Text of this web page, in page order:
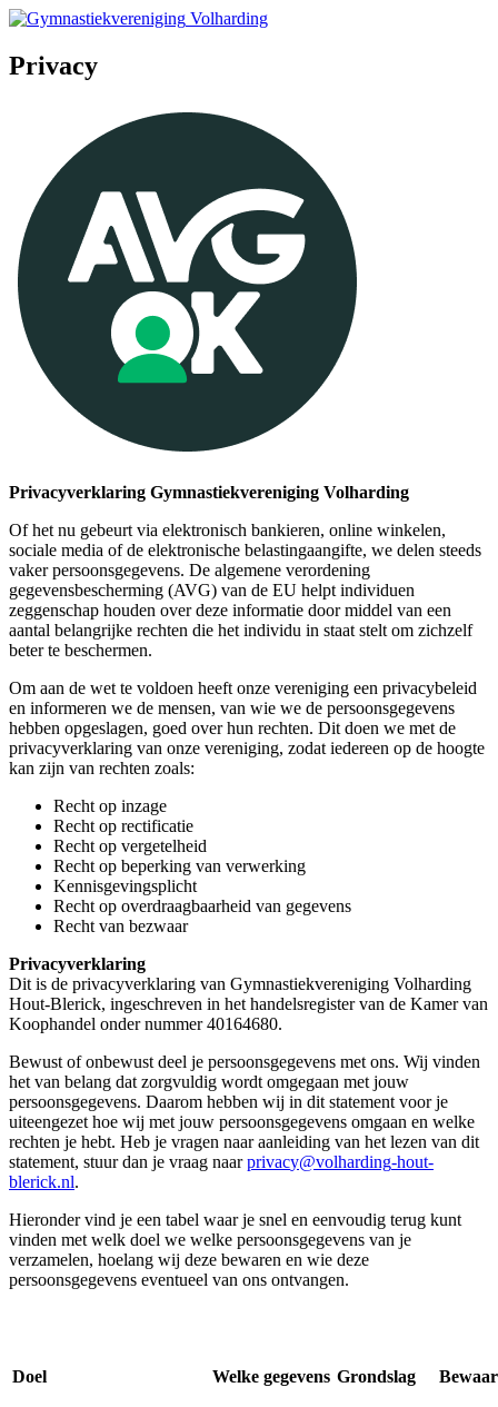
Volharding
Privacy
Privacyverklaring Gymnastiekvereniging Volharding
Of het nu gebeurt via elektronisch bankieren, online winkelen,
sociale media of de elektronische belastingaangifte, we delen steeds
vaker persoonsgegevens. De algemene verordening
gegevensbescherming (AVG) van de EU helpt individuen
zeggenschap houden over deze informatie door middel van een
aantal belangrijke rechten die het individu in staat stelt om zichzelf
beter te beschermen.
Om aan de wet te voldoen heeft onze vereniging een privacybeleid
en informeren we de mensen, van wie we de persoonsgegevens
hebben opgeslagen, goed over hun rechten. Dit doen we met de
privacyverklaring van onze vereniging, zodat iedereen op de hoogte
kan zijn van rechten zoals:
Recht op inzage
Recht op rectificatie
Recht op vergetelheid
Recht op beperking van verwerking
Kennisgevingsplicht
Recht op overdraagbaarheid van gegevens
Recht van bezwaar
Privacyverklaring
Dit is de privacyverklaring van Gymnastiekvereniging Volharding
Hout-Blerick, ingeschreven in het handelsregister van de Kamer van
Koophandel onder nummer 40164680.
Bewust of onbewust deel je persoonsgegevens met ons. Wij vinden
het van belang dat zorgvuldig wordt omgegaan met jouw
persoonsgegevens. Daarom hebben wij in dit statement voor je
uiteengezet hoe wij met jouw persoonsgegevens omgaan en welke
rechten je hebt. Heb je vragen naar aanleiding van het lezen van dit
statement, stuur dan je vraag naar
.
Hieronder vind je een tabel waar je snel en eenvoudig terug kunt
vinden met welk doel we welke persoonsgegevens van je
verzamelen, hoelang wij deze bewaren en wie deze
persoonsgegevens eventueel van ons ontvangen.
Doel Welke gegevens Grondslag